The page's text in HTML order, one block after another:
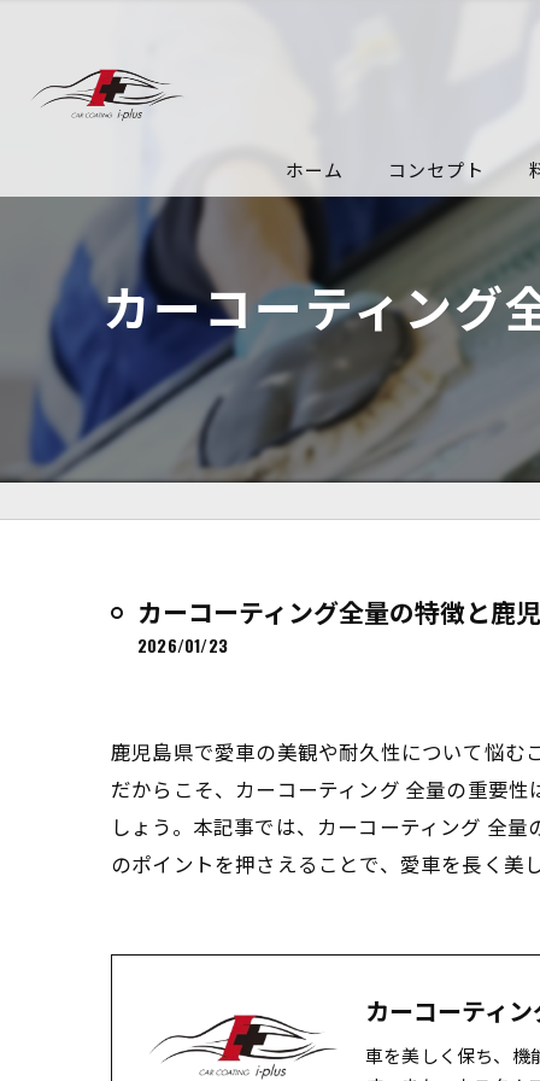
ホーム コンセプト
カーコーティング
カーコーティング全量の特徴と鹿
2026/01/23
鹿児島県で愛車の美観や耐久性について悩む
だからこそ、カーコーティング 全量の重要
しょう。本記事では、カーコーティング 全
のポイントを押さえることで、愛車を長く美
カーコーティ
車を美しく保ち、機